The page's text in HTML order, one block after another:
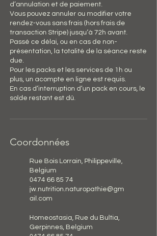
d’annulation et de paiement.
Vous pouvez annuler ou modifier votre
rendez-vous sans frais (hors frais de
transaction Stripe) jusqu’à 72h avant.
Passé ce délai, ou en cas de non-
présentation, la totalité de la séance reste
due.
Pour les packs et les services de 1h ou
plus, un acompte en ligne est requis.
En cas d’interruption d’un pack en cours, le
solde restant est dû.
Coordonnées
Rue Bois Lorrain, Philippeville,
Belgium
0474 66 85 74
jw.nutrition.naturopathie@gm
ail.com
Homeostasia, Rue du Bultia,
Gerpinnes, Belgium